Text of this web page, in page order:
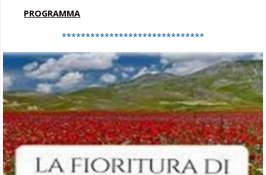
PROGRAMMA
******************************